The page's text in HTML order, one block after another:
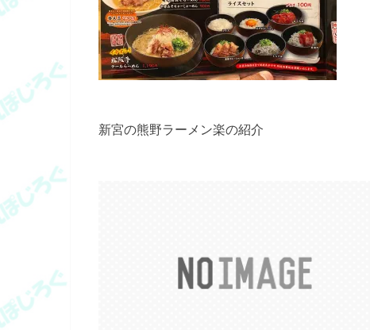
新宮の熊野ラーメン楽の紹介